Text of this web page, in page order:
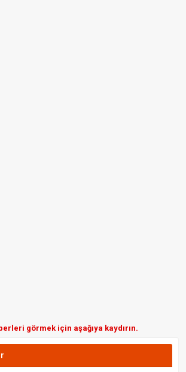
görmek için aşağıya kaydırın.